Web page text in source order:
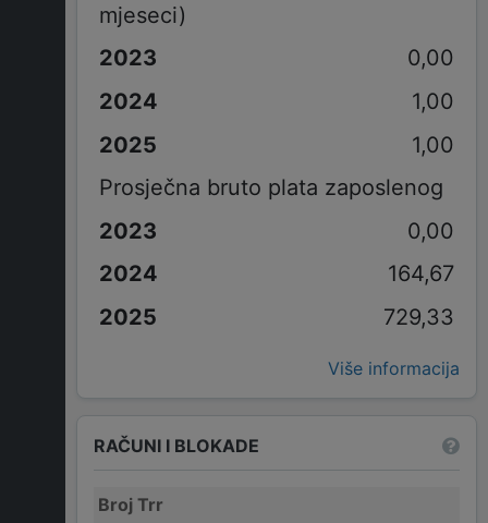
mjeseci)
0,00
1,00
1,00
Prosječna bruto plata zaposlenog
0,00
164,67
729,33
Više informacija
RAČUNI I BLOKADE
Broj Trr